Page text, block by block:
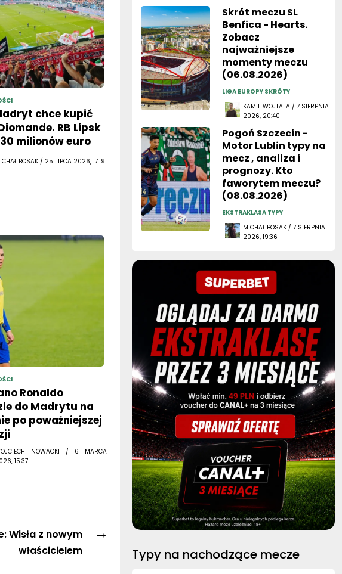
chce kupić
RB Lipsk
milionów euro
BOSAK / 25 LIPCA 2026, 17:19
Ronaldo
do Madrytu na
po poważniejszej
NOWACKI / 6 MARCA
15:37
→
Wisła z nowym
właścicielem
Skrót meczu SL
Benfica - Hearts.
Zobacz
najważniejsze
momenty meczu
(06.08.2026)
LIGA EUROPY SKRÓTY
KAMIL WOJTALA / 7 SIERPNIA
2026, 20:40
Pogoń Szczecin -
Motor Lublin typy na
mecz , analiza i
prognozy. Kto
faworytem meczu?
(08.08.2026)
EKSTRAKLASA TYPY
MICHAŁ BOSAK / 7 SIERPNIA
2026, 19:36
Typy na nachodzące mecze